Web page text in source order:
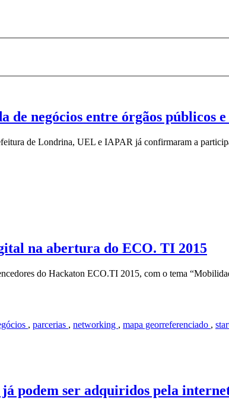
negócios entre órgãos públicos
de Londrina, UEL e IAPAR já confirmaram a
na abertura do ECO. TI 2015
do Hackaton ECO.TI 2015, com o tema
, parcerias , networking , mapa georreferenciado ,
podem ser adquiridos pela